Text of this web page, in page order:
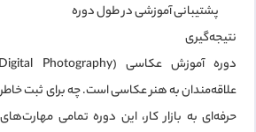
پشتیبانی آموزشی در طول دوره
نتیجه‌گیری
دورهآموزش عکاسی (Digital Photography)
علاقه‌مندان به هنر عکاسی است. چه برای ثبت
حرفه‌ای به بازار کار، این دوره تمامی